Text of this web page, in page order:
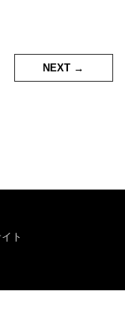
NEXT →
ト